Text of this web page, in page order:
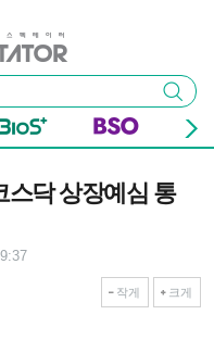
검색
스닥 상장예심 통
작게 크게